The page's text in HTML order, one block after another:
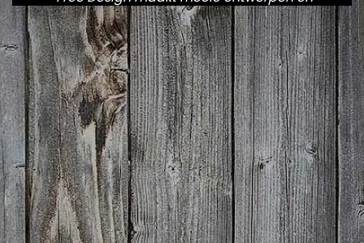
zorgt voor een goede doorvoering naar de
diverse uitingen."